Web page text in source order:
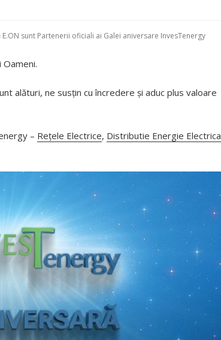
E.ON sunt Partenerii oficiali ai Galei aniversare InvesTenergy
alături, ne susțin cu încredere și aduc plus valoare
– Rețele Electrice, Distributie Energie Electrica